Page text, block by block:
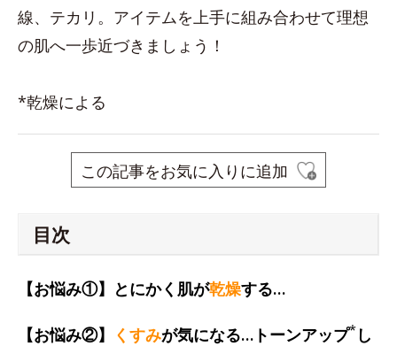
線、テカリ。アイテムを上手に組み合わせて理想
の肌へ一歩近づきましょう！
*乾燥による
この記事をお気に入りに追加
目次
【お悩み①】とにかく肌が乾燥する…
【お悩み②】 くすみが気になる…トーンアップ* し